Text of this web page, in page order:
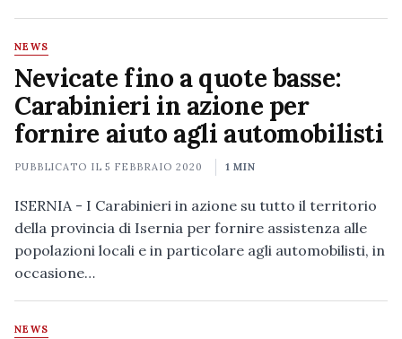
NEWS
Nevicate fino a quote basse:
Carabinieri in azione per
fornire aiuto agli automobilisti
PUBBLICATO IL5 FEBBRAIO 2020 1 MIN
ISERNIA - I Carabinieri in azione su tutto il territorio
della provincia di Isernia per fornire assistenza alle
popolazioni locali e in particolare agli automobilisti, in
occasione…
NEWS